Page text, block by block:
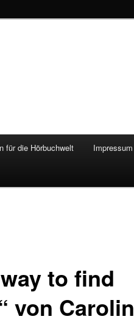
für die Hörbuchwelt Impressum
to find
von Carolin